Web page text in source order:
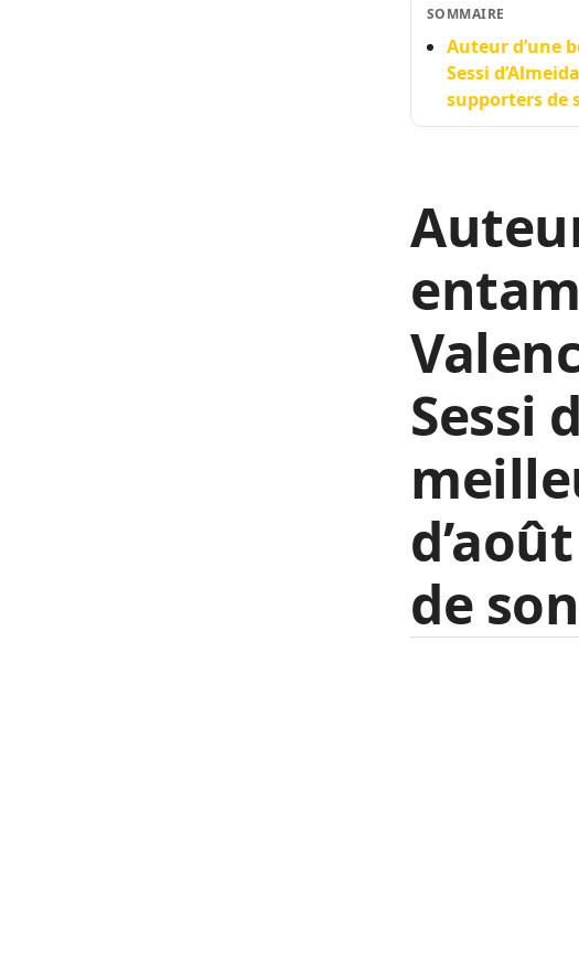
SOMMAIRE
Auteur d’une
Sessi
supporters de
Sessi
de